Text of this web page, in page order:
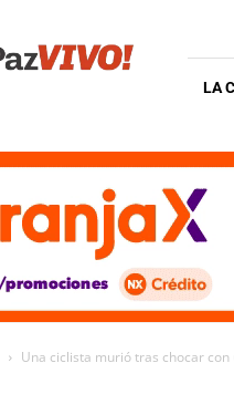
LA
Una ciclista murió tras chocar